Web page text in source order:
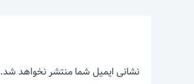
نشانی ایمیل شما منتشر نخواهد شد.